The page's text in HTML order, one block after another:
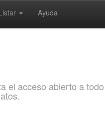
Ayuda
el acceso abierto a